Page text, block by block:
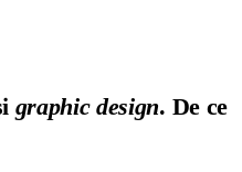
graphic design. De ce